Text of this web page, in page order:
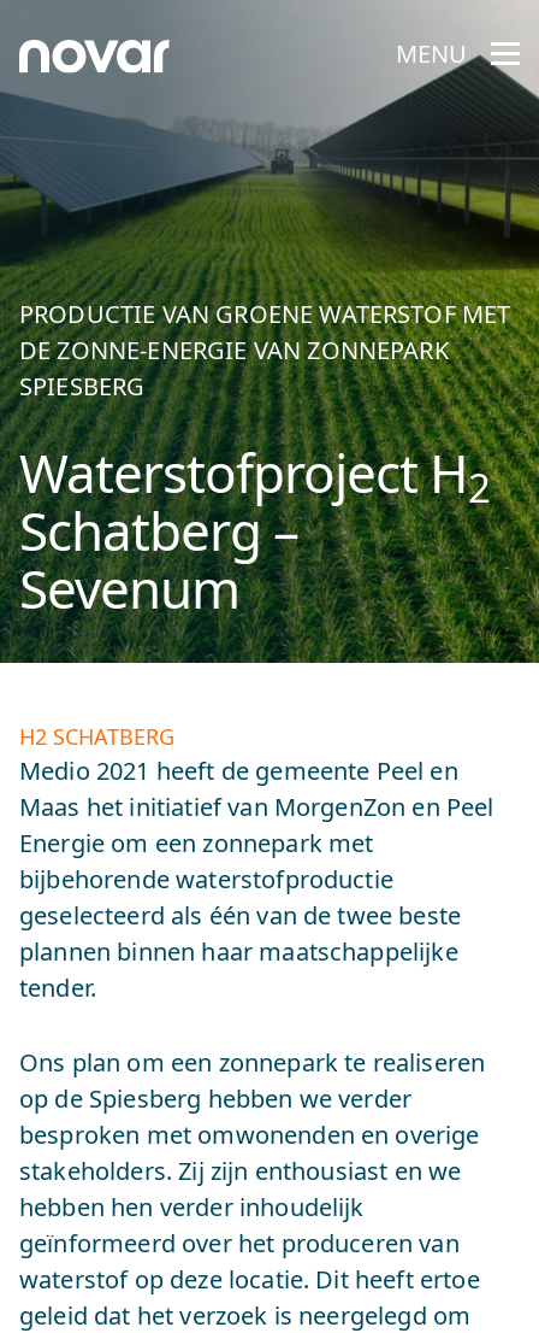
MENU
PRODUCTIE VAN GROENE WATERSTOF MET
DE ZONNE-ENERGIE VAN ZONNEPARK
SPIESBERG
Waterstofproject H2
Schatberg –
Sevenum
H2 SCHATBERG
Medio 2021 heeft de gemeente Peel en
Maas het initiatief van MorgenZon en Peel
Energie om een zonnepark met
bijbehorende waterstofproductie
geselecteerd als één van de twee beste
plannen binnen haar maatschappelijke
tender.
Ons plan om een zonnepark te realiseren
op de Spiesberg hebben we verder
besproken met omwonenden en overige
stakeholders. Zij zijn enthousiast en we
hebben hen verder inhoudelijk
geïnformeerd over het produceren van
waterstof op deze locatie. Dit heeft ertoe
geleid dat het verzoek is neergelegd om